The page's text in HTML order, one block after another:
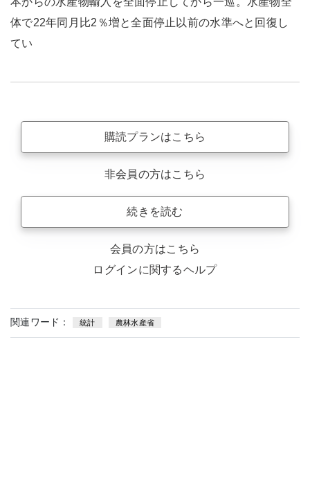
体で22年同月比2％増と全面停止以前の水準へと回復し
てい
購読プランはこちら
非会員の方はこちら
続きを読む
会員の方はこちら
ログインに関するヘルプ
関連ワード： 統計 農林水産省